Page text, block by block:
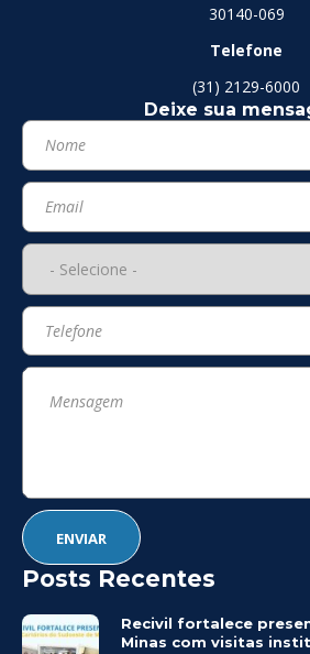
30140-069
Telefone
(31) 2129-6000
Deixe sua
Posts Recentes
Recivil fortalece
Minas com visitas